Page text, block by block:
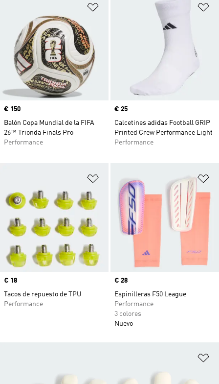
Añadir a la lista de deseos
Precio
€ 150
Balón Copa Mundial de la FIFA
26™ Trionda Finals Pro
Performance
Precio
€ 25
Calcetines adidas Football GRIP
Printed Crew Performance Light
Performance
Añadir a la lista de deseos
Precio
€ 18
Tacos de repuesto de TPU
Performance
Precio
€ 28
Espinilleras F50 League
Performance
3 colores
Nuevo